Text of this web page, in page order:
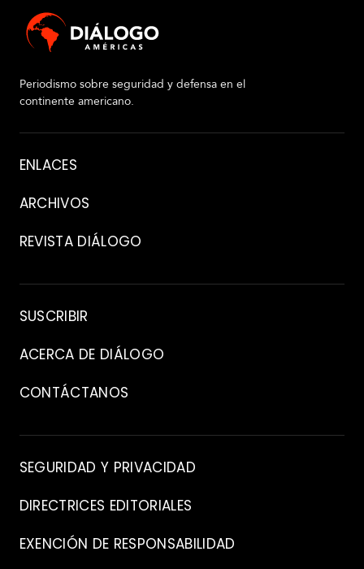
Periodismo sobre seguridad y defensa en el
continente americano.
Acerca
ENLACES
ARCHIVOS
REVISTA DIÁLOGO
Archivo
SUSCRIBIR
ACERCA DE DIÁLOGO
CONTÁCTANOS
Contacto
SEGURIDAD Y PRIVACIDAD
DIRECTRICES EDITORIALES
EXENCIÓN DE RESPONSABILIDAD